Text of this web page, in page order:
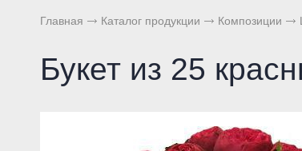
Главная Каталог продукции Композиции
Букет из 25